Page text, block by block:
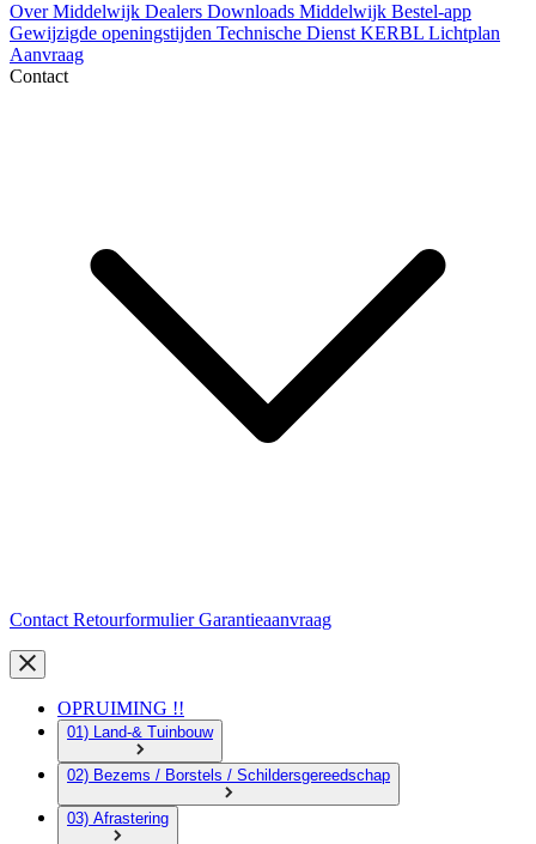
Over Middelwijk Dealers Downloads Middelwijk Bestel-app
Gewijzigde openingstijden Technische Dienst KERBL Lichtplan
Aanvraag
Contact
Contact RetourformulierGarantieaanvraag
OPRUIMING !!
01) Land-& Tuinbouw
02) Bezems / Borstels / Schildersgereedschap
03) Afrastering